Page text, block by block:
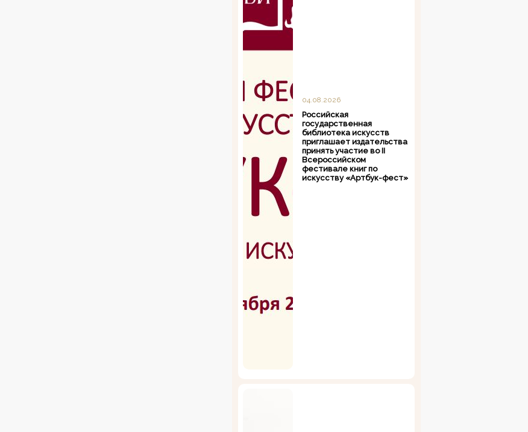
04.08.2026
Российская
государственная
библиотека искусств
приглашает издательства
принять участие во II
Всероссийском
фестивале книг по
искусству «Артбук-фест»